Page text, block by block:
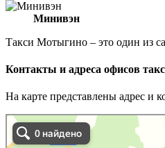
Минивэн
Такси Мотыгино – это один из
Контакты и адреса офисов
На карте представлены адрес и